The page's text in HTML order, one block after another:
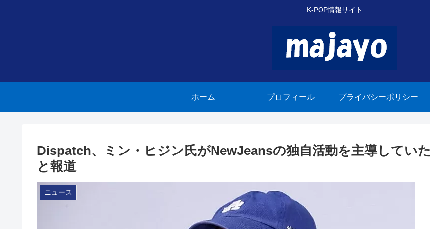
K-POP情報サイト
ホーム プロフィール プライバシーポリシー
Dispatch、ミン・ヒジン氏がNewJeansの独自活動を主導していた
と報道
ニュース